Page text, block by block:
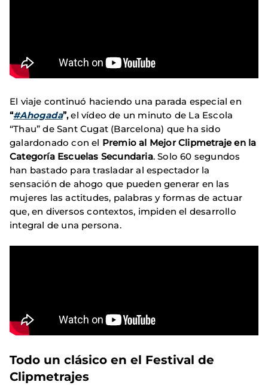
El viaje continuó haciendo una parada especial en
“#Ahogada”,el vídeo de un minuto de La Escola
“Thau” de Sant Cugat (Barcelona) que ha sido
galardonado con el Premio al Mejor Clipmetraje en la
Categoría Escuelas Secundaria. Solo 60 segundos
han bastado para trasladar al espectador la
sensación de ahogo que pueden generar en las
mujeres las actitudes, palabras y formas de actuar
que, en diversos contextos, impiden el desarrollo
integral de una persona.
Todo un clásico en el Festival de
Clipmetrajes